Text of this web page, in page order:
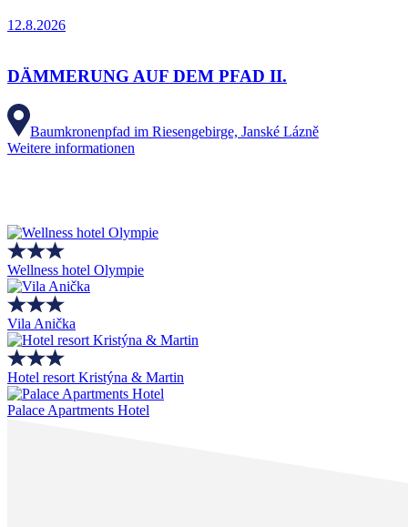
12.8.2026
DÄMMERUNG AUF DEM PFAD II.
Baumkronenpfad im Riesengebirge, Janské Lázně
Weitere informationen
Wellness hotel Olympie
Vila Anička
Hotel resort Kristýna & Martin
Palace Apartments Hotel